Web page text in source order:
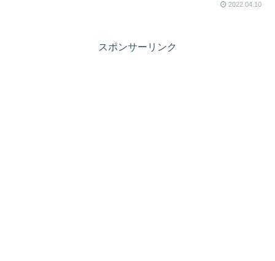
2022.04.10
スポンサーリンク